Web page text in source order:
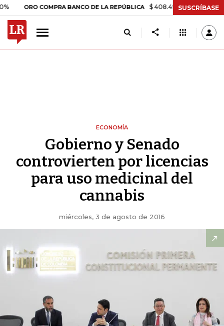
ORO COMPRA BANCO DE LA REPÚBLICA $ 408.498,97 +$ 8.753,81
SUSCRÍBASE
ECONOMÍA
Gobierno y Senado
controvierten por licencias
para uso medicinal del
cannabis
miércoles, 3 de agosto de 2016